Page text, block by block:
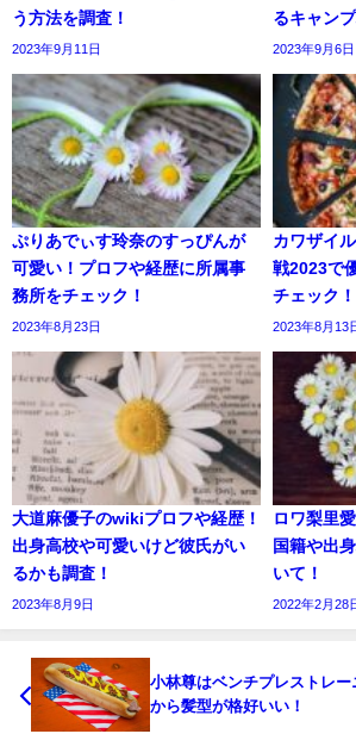
う方法を調査！
2023年9月11日
るキャン
2023年9月6日
ぷりあでぃす玲奈のすっぴんが
可愛い！プロフや経歴に所属事
務所をチェック！
2023年8月23日
カワザイ
戦2023で
チェック！
2023年8月13
大道麻優子のwikiプロフや経歴！
出身高校や可愛いけど彼氏がい
るかも調査！
2023年8月9日
ロワ梨里
国籍や出
いて！
2022年2月28
小林尊はベンチプレストレ
から髪型が格好いい！